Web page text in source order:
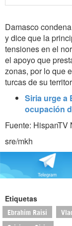
Damasco
y dice que la
tensiones en el
el apoyo que
zonas, por lo que
turcas de su
Siria urge a
ocupación
Fuente: HispanTV
sre/mkh
Etiquetas
Ebrahim Raisi